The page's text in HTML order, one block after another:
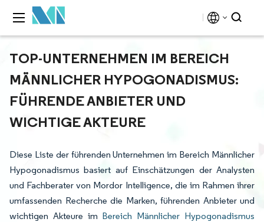
TOP-UNTERNEHMEN IM BEREICH
MÄNNLICHER HYPOGONADISMUS:
FÜHRENDE ANBIETER UND
WICHTIGE AKTEURE
Diese Liste der führenden Unternehmen im Bereich Männlicher
Hypogonadismus basiert auf Einschätzungen der Analysten
und Fachberater von Mordor Intelligence, die im Rahmen ihrer
umfassenden Recherche die Marken, führenden Anbieter und
wichtigen Akteure im Bereich Männlicher Hypogonadismus